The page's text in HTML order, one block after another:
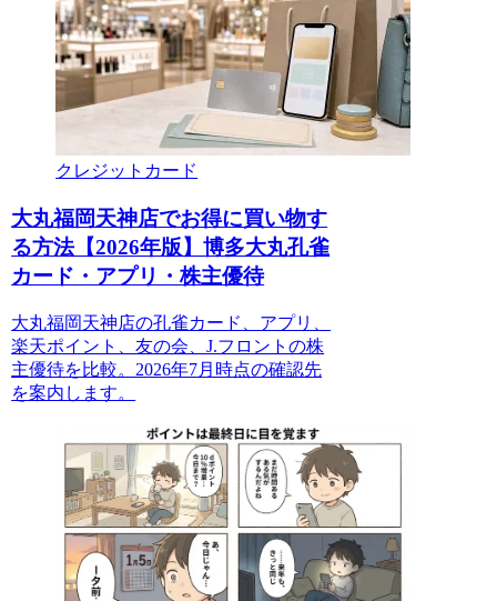
クレジットカード
大丸福岡天神店でお得に買い物す
る方法【2026年版】博多大丸孔雀
カード・アプリ・株主優待
大丸福岡天神店の孔雀カード、アプリ、
楽天ポイント、友の会、J.フロントの株
主優待を比較。2026年7月時点の確認先
を案内します。